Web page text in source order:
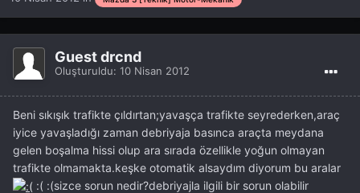
Guest drcnd
Oluşturuldu: 10 Nisan 2012
Beni sıkışık trafikte çıldırtan;yavaşça trafikte seyrederken,araç
iyice yavaşladığı zaman debriyaja basınca araçta meydana
gelen boşalma hissi olup ara sırada özellikle yoğun olmayan
trafikte olmamakta.keşke otomatik alsaydım diyorum bu aralar
:( :(sizce sorun nedir?debriyajla ilgili bir sorun olabilir